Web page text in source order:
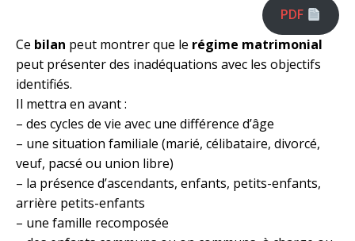
PDF
Ce bilan peut montrer que le régime matrimonial
peut présenter des inadéquations avec les objectifs
identifiés.
Il mettra en avant :
– des cycles de vie avec une différence d’âge
– une situation familiale (marié, célibataire, divorcé,
veuf, pacsé ou union libre)
– la présence d’ascendants, enfants, petits-enfants,
arrière petits-enfants
– une famille recomposée